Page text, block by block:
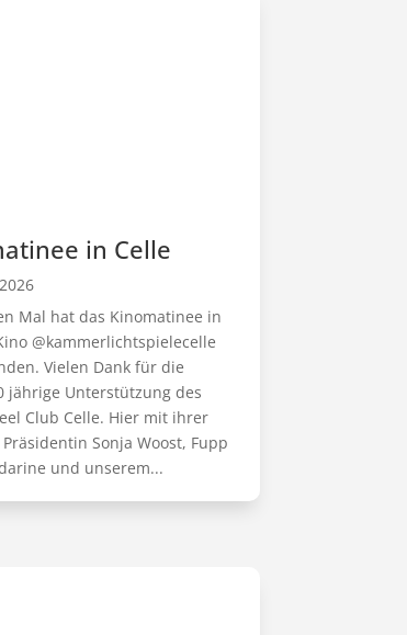
in Celle
Mal hat das Kinomatinee in
@kammerlichtspielecelle
Vielen Dank für die
jährige Unterstützung des
Club Celle. Hier mit ihrer
Sonja Woost, Fupp
und unserem...